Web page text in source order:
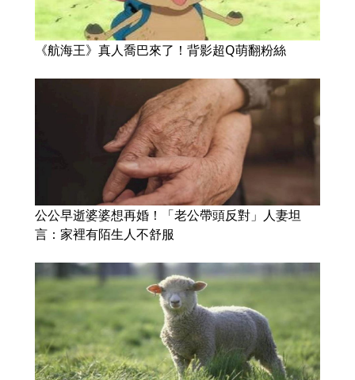
《航海王》真人喬巴來了！背影超Q萌翻粉絲
公公早逝婆婆想再婚！「老公帶頭反對」人妻坦
言：家裡有陌生人不舒服